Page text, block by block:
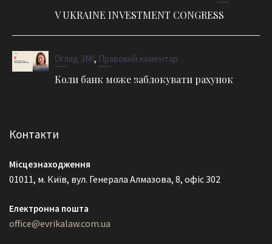
V UKRAINE INVESTMENT CONGRESS
Огляд ЗМІ, Правовий коментар
Коли банк може заблокувати рахунок
Контакти
Місцезнаходження
01011, м. Київ, вул. Генерала Алмазова, 8, офіс 302
Електронна пошта
office@evrikalaw.com.ua